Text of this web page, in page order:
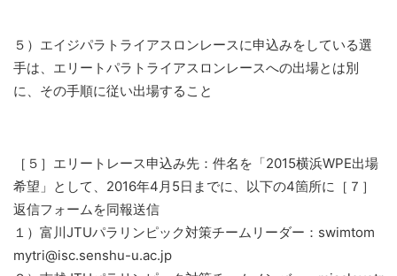
５）エイジパラトライアスロンレースに申込みをしている選
手は、エリートパラトライアスロンレースへの出場とは別
に、その手順に従い出場すること
［５］エリートレース申込み先：件名を「2015横浜WPE出場
希望」として、2016年4月5日までに、以下の4箇所に［７］
返信フォームを同報送信
１）富川JTUパラリンピック対策チームリーダー：swimtom
mytri@isc.senshu-u.ac.jp